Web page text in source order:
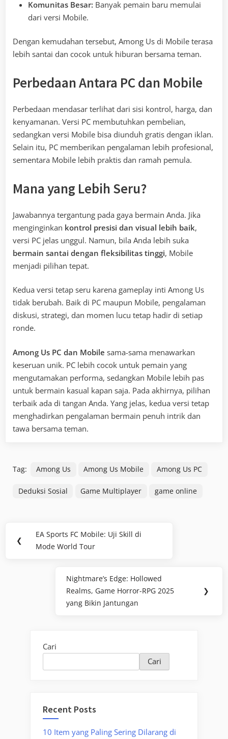
Komunitas Besar: Banyak pemain baru memulai
dari versi Mobile.
Dengan kemudahan tersebut, Among Us di Mobile terasa
lebih santai dan cocok untuk hiburan bersama teman.
Perbedaan Antara PC dan Mobile
Perbedaan mendasar terlihat dari sisi kontrol, harga, dan
kenyamanan. Versi PC membutuhkan pembelian,
sedangkan versi Mobile bisa diunduh gratis dengan iklan.
Selain itu, PC memberikan pengalaman lebih profesional,
sementara Mobile lebih praktis dan ramah pemula.
Mana yang Lebih Seru?
Jawabannya tergantung pada gaya bermain Anda. Jika
menginginkan kontrol presisi dan visual lebih baik,
versi PC jelas unggul. Namun, bila Anda lebih suka
bermain santai dengan fleksibilitas tinggi, Mobile
menjadi pilihan tepat.
Kedua versi tetap seru karena gameplay inti Among Us
tidak berubah. Baik di PC maupun Mobile, pengalaman
diskusi, strategi, dan momen lucu tetap hadir di setiap
ronde.
Among Us PC dan Mobile sama-sama menawarkan
keseruan unik. PC lebih cocok untuk pemain yang
mengutamakan performa, sedangkan Mobile lebih pas
untuk bermain kasual kapan saja. Pada akhirnya, pilihan
terbaik ada di tangan Anda. Yang jelas, kedua versi tetap
menghadirkan pengalaman bermain penuh intrik dan
tawa bersama teman.
Tag: Among Us Among Us Mobile Among Us PC
Deduksi Sosial Game Multiplayer game online
Navigasi
pos
❮
Previous
Post:
EA Sports FC Mobile: Uji Skill di
Mode World Tour
Next
Post:
Nightmare’s Edge: Hollowed
Realms, Game Horror-RPG 2025
yang Bikin Jantungan
❯
Cari
Cari
Recent Posts
10 Item yang Paling Sering Dilarang di